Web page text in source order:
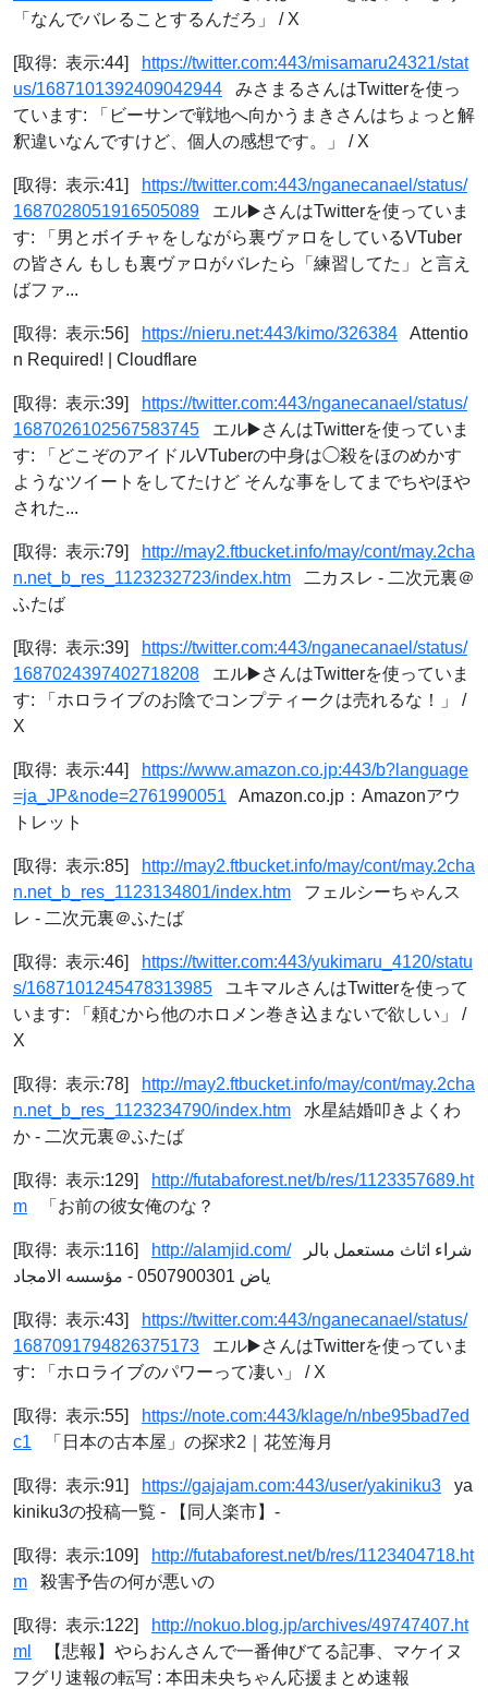
「なんでバレることするんだろ」 / X
[取得: 表示:44]
https://twitter.com:443/misamaru24321/stat
us/1687101392409042944 みさまるさんはTwitterを使っ
ています: 「ビーサンで戦地へ向かうまきさんはちょっと解
釈違いなんですけど、個人の感想です。」 / X
[取得: 表示:41]
https://twitter.com:443/nganecanael/status/
1687028051916505089 エル▶️さんはTwitterを使っていま
す: 「男とボイチャをしながら裏ヴァロをしているVTuber
の皆さん もしも裏ヴァロがバレたら「練習してた」と言え
ばファ...
[取得: 表示:56] https://nieru.net:443/kimo/326384 Attentio
n Required! | Cloudflare
[取得: 表示:39]
https://twitter.com:443/nganecanael/status/
1687026102567583745 エル▶️さんはTwitterを使っていま
す: 「どこぞのアイドルVTuberの中身は◯殺をほのめかす
ようなツイートをしてたけど そんな事をしてまでちやほや
された...
[取得: 表示:79]
http://may2.ftbucket.info/may/cont/may.2cha
n.net_b_res_1123232723/index.htm 二カスレ - 二次元裏＠
ふたば
[取得: 表示:39]
https://twitter.com:443/nganecanael/status/
1687024397402718208 エル▶️さんはTwitterを使っていま
す: 「ホロライブのお陰でコンプティークは売れるな！」 /
X
[取得: 表示:44]
https://www.amazon.co.jp:443/b?language
=ja_JP&node=2761990051 Amazon.co.jp：Amazonアウ
トレット
[取得: 表示:85]
http://may2.ftbucket.info/may/cont/may.2cha
n.net_b_res_1123134801/index.htm フェルシーちゃんス
レ - 二次元裏＠ふたば
[取得: 表示:46]
https://twitter.com:443/yukimaru_4120/statu
s/1687101245478313985 ユキマルさんはTwitterを使って
います: 「頼むから他のホロメン巻き込まないで欲しい」 /
X
[取得: 表示:78]
http://may2.ftbucket.info/may/cont/may.2cha
n.net_b_res_1123234790/index.htm 水星結婚叩きよくわ
か - 二次元裏＠ふたば
[取得: 表示:129]
http://futabaforest.net/b/res/1123357689.ht
m 「お前の彼女俺のな？
[取得: 表示:116] http://alamjid.com/شراء اثاث مستعمل بالر
ياض 0507900301 - مؤسسه الامجاد
[取得: 表示:43]
https://twitter.com:443/nganecanael/status/
1687091794826375173 エル▶️さんはTwitterを使っていま
す: 「ホロライブのパワーって凄い」 / X
[取得: 表示:55]
https://note.com:443/klage/n/nbe95bad7ed
c1 「日本の古本屋」の探求2｜花笠海月
[取得: 表示:91] https://gajajam.com:443/user/yakiniku3 ya
kiniku3の投稿一覧 - 【同人楽市】-
[取得: 表示:109]
http://futabaforest.net/b/res/1123404718.ht
m 殺害予告の何が悪いの
[取得: 表示:122]
http://nokuo.blog.jp/archives/49747407.ht
ml
【悲報】やらおんさんで一番伸びてる記事、マケイヌ
フグリ速報の転写 : 本田未央ちゃん応援まとめ速報